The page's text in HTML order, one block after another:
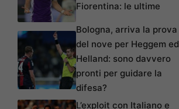
Fiorentina: le ultime
Bologna, arriva la prova
del nove per Heggem ed
Helland: sono davvero
pronti per guidare la
difesa?
L’exploit con Italiano e